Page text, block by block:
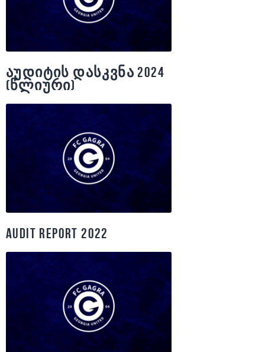
აუდიტის დასკვნა 2024
(წლიური)
Audit Report 2022